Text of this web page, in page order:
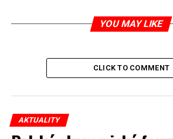
Jaromír Piskoř
redaktor a editor polskodnes.cz
YOU MAY LIKE
CLICK TO COMMENT
AKTUALITY